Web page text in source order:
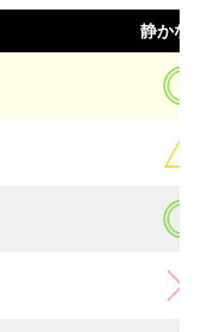
静かな